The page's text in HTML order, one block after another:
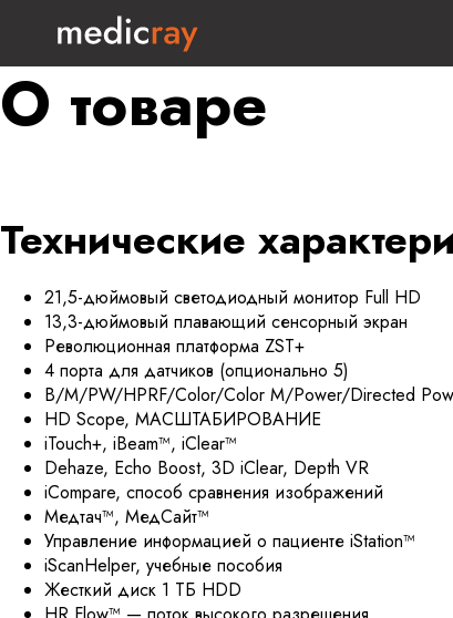
О товаре
Технические
21,5-дюймовый светодиодный монитор Full HD
13,3-дюймовый плавающий сенсорный экран
Революционная платформа ZST+
4 порта для датчиков (опционально 5)
B/M/PW/HPRF/Color/Color M/Power/Directed
HD Scope, МАСШТАБИРОВАНИЕ
iTouch+, iBeam™, iClear™
Dehaze, Echo Boost, 3D iClear, Depth VR
iCompare, способ сравнения изображений
Медтач™, МедСайт™
Управление информацией о пациенте iStation™
iScanHelper, учебные пособия
Жесткий диск 1 ТБ HDD